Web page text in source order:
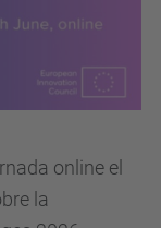
online el
la